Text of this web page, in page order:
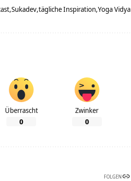
Sukadev tägliche Inspiration Yoga Vidya
Überrascht
0
Zwinker
0
FOLGEN